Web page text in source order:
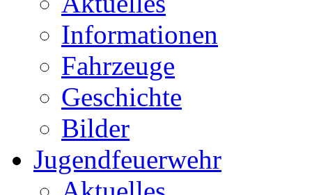
Informationen
Fahrzeuge
Geschichte
Bilder
Jugendfeuerwehr